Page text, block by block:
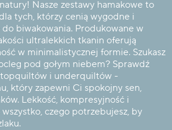
Nasze zestawy hamakowe to
tych, którzy cenią wygodne i
biwakowania. Produkowane w
ultralekkich tkanin oferują
w minimalistycznej formie. Szukasz
pod gołym niebem? Sprawdź
topquiltów i underquiltów -
który zapewni Ci spokojny sen,
Lekkość, kompresyjność i
czego potrzebujesz, by